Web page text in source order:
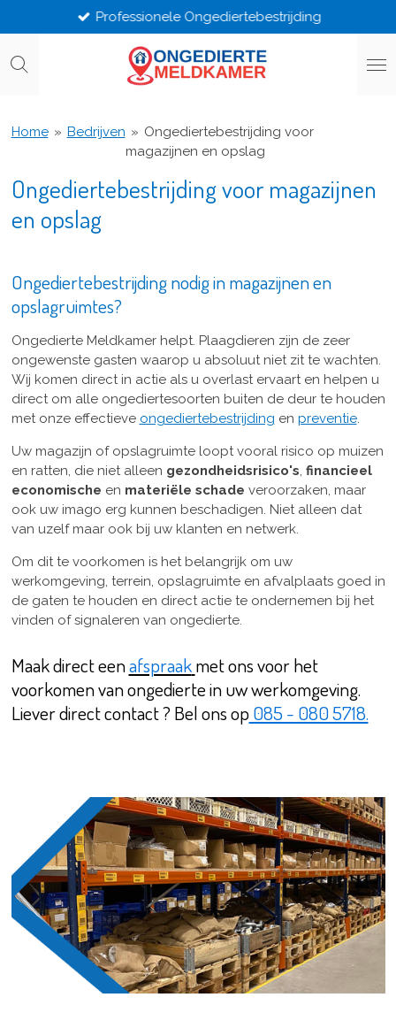
direct
naar
Professionele Ongediertebestrijding
Home » Bedrijven » Ongediertebestrijding voor
magazijnen en opslag
Ongediertebestrijding voor magazijnen
en opslag
Ongediertebestrijding nodig in magazijnen en
opslagruimtes?
Ongedierte Meldkamer helpt. Plaagdieren zijn de zeer
ongewenste gasten waarop u absoluut niet zit te wachten.
Wij komen direct in actie als u overlast ervaart en helpen u
direct om alle ongediertesoorten buiten de deur te houden
met onze effectieve ongediertebestrijding en preventie.
Uw magazijn of opslagruimte loopt vooral risico op muizen
en ratten, die niet alleen gezondheidsrisico's, financieel
economische en materiële schade veroorzaken, maar
ook uw imago erg kunnen beschadigen. Niet alleen dat
van uzelf maar ook bij uw klanten en netwerk.
Om dit te voorkomen is het belangrijk om uw
werkomgeving, terrein, opslagruimte en afvalplaats goed in
de gaten te houden en direct actie te ondernemen bij het
vinden of signaleren van ongedierte.
Maak direct eenafspraak met ons voor het
voorkomen van ongedierte in uw werkomgeving.
Liever direct contact ? Bel ons op085 - 080 5718.